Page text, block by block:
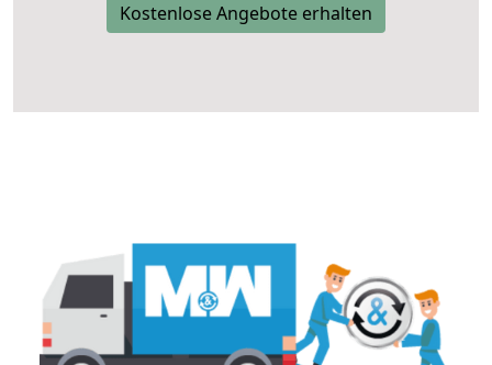
Kostenlose Angebote erhalten